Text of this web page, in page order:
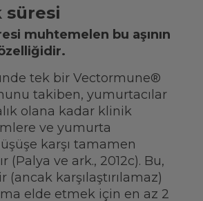
süresi
muhtemelen bu aşının
tek bir Vectormune®
takiben, yumurtacılar
olana kadar klinik
ve yumurta
karşı tamamen
(Palya ve ark., 2012c). Bu,
(ancak karşılaştırılamaz)
elde etmek için en az 2